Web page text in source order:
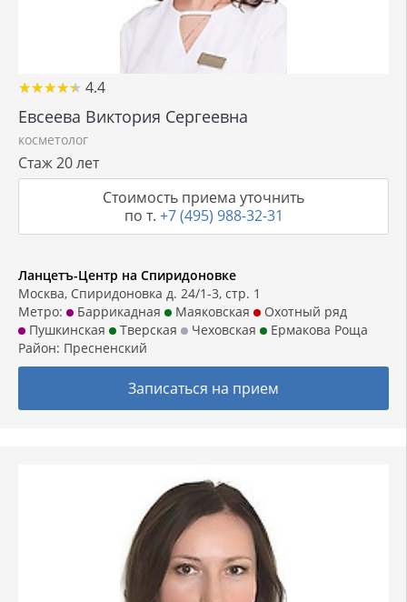
★★★★★
★★★★★ 4.4
Евсеева Виктория Сергеевна
косметолог
Стаж 20 лет
Стоимость приема уточнить
по т. +7 (495) 988-32-31
Ланцетъ-Центр на Спиридоновке
Москва, Спиридоновка д. 24/1-3, стр. 1
Метро:
Баррикадная Маяковская
Охотный ряд
Пушкинская
Тверская Чеховская
Ермакова Роща
Район: Пресненский
Записаться на прием